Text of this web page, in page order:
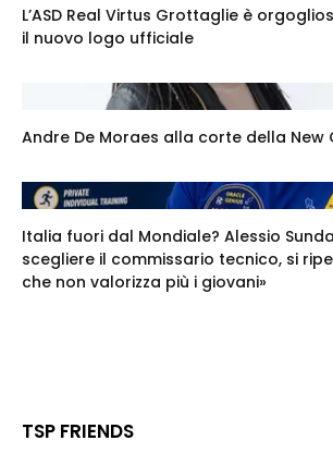
L’ASD Real Virtus Grottaglie è
il nuovo logo ufficiale
Andre De Moraes alla corte della New
Italia fuori dal Mondiale? Alessio
scegliere il commissario tecnico, si
che non valorizza più i giovani»
TSP FRIENDS